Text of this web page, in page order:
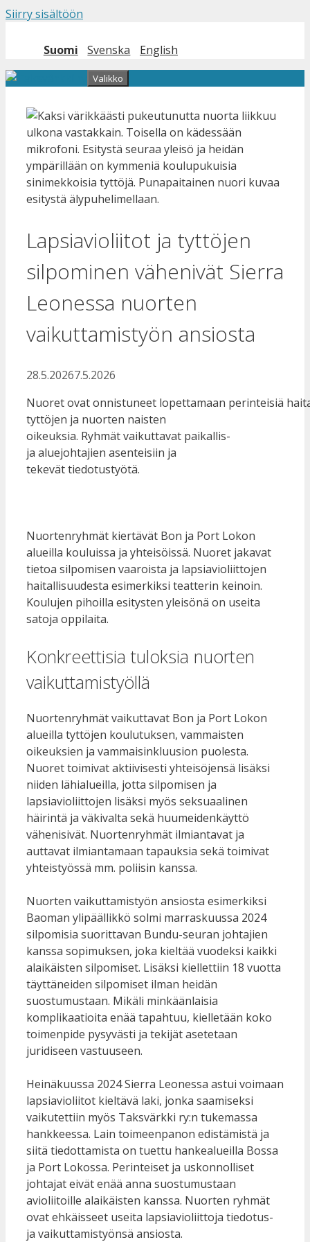
Siirry sisältöön
Suomi Svenska English
Valikko
Lapsiavioliitot ja tyttöjen
silpominen vähenivät Sierra
Leonessa nuorten
vaikuttamistyön ansiosta
28.5.20267.5.2026
Nuoret ovat onnistuneet lopettamaan perinteisiä
tyttöjen ja nuorten naisten
oikeuksia. Ryhmät vaikuttavat paikallis-
ja aluejohtajien asenteisiin ja
tekevät tiedotustyötä.
Nuortenryhmät kiertävät Bon ja Port Lokon
alueilla kouluissa ja yhteisöissä. Nuoret jakavat
tietoa silpomisen vaaroista ja lapsiavioliittojen
haitallisuudesta esimerkiksi teatterin keinoin.
Koulujen pihoilla esitysten yleisönä on useita
satoja oppilaita.
Konkreettisia tuloksia nuorten
vaikuttamistyöllä
Nuortenryhmät vaikuttavat Bon ja Port Lokon
alueilla tyttöjen koulutuksen, vammaisten
oikeuksien ja vammaisinkluusion puolesta.
Nuoret toimivat aktiivisesti yhteisöjensä lisäksi
niiden lähialueilla, jotta silpomisen ja
lapsiavioliittojen lisäksi myös seksuaalinen
häirintä ja väkivalta sekä huumeidenkäyttö
vähenisivät. Nuortenryhmät ilmiantavat ja
auttavat ilmiantamaan tapauksia sekä toimivat
yhteistyössä mm. poliisin kanssa.
Nuorten vaikuttamistyön ansiosta esimerkiksi
Baoman ylipäällikkö solmi marraskuussa 2024
silpomisia suorittavan Bundu-seuran johtajien
kanssa sopimuksen, joka kieltää vuodeksi kaikki
alaikäisten silpomiset. Lisäksi kiellettiin 18 vuotta
täyttäneiden silpomiset ilman heidän
suostumustaan. Mikäli minkäänlaisia
komplikaatioita enää tapahtuu, kielletään koko
toimenpide pysyvästi ja tekijät asetetaan
juridiseen vastuuseen.
Heinäkuussa 2024 Sierra Leonessa astui voimaan
lapsiavioliitot kieltävä laki, jonka saamiseksi
vaikutettiin myös Taksvärkki ry:n tukemassa
hankkeessa. Lain toimeenpanon edistämistä ja
siitä tiedottamista on tuettu hankealueilla Bossa
ja Port Lokossa. Perinteiset ja uskonnolliset
johtajat eivät enää anna suostumustaan
avioliitoille alaikäisten kanssa. Nuorten ryhmät
ovat ehkäisseet useita lapsiavioliittoja tiedotus-
ja vaikuttamistyönsä ansiosta.